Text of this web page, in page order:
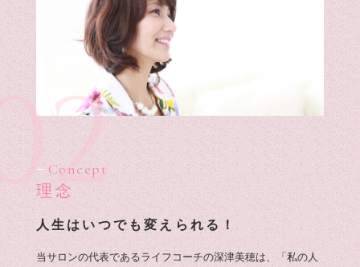
Concept
理念
人生はいつでも変えられる！
当サロンの代表であるライフコーチの深津美穂は、「私の人